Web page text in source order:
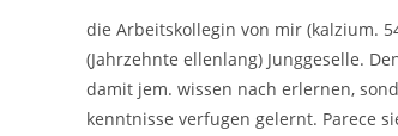
die Arbeitskollegin von mir (kalzium.
(Jahrzehnte ellenlang) Junggeselle.
damit jem. wissen nach erlernen,
kenntnisse verfugen gelernt. Parece